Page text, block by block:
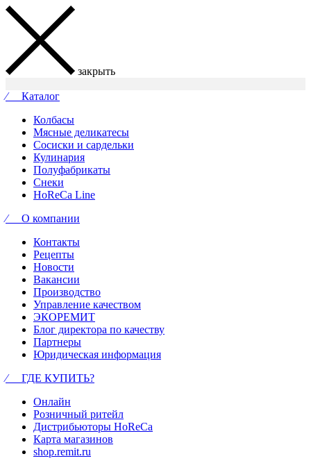
закрыть
⁄ Каталог
Колбасы
Мясные деликатесы
Сосиски и сардельки
Кулинария
Полуфабрикаты
Снеки
HoReCa Line
⁄ О компании
Контакты
Рецепты
Новости
Вакансии
Производство
Управление качеством
ЭКОРЕМИТ
Блог директора по качеству
Партнеры
Юридическая информация
⁄ ГДЕ КУПИТЬ?
Онлайн
Розничный ритейл
Дистрибьюторы HoReCa
Карта магазинов
shop.remit.ru